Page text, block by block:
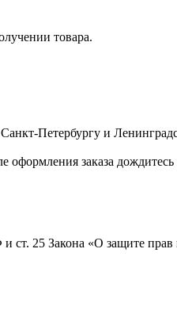
товара.
Петербургу и
заказа дождитесь
ст. 25 Закона «О защите